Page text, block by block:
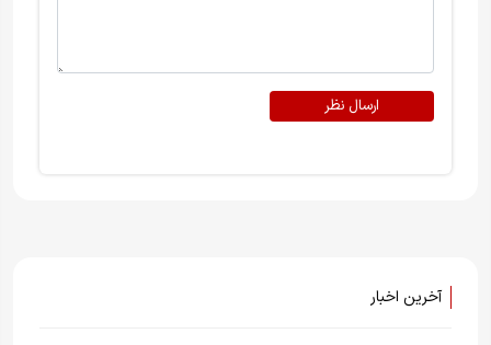
ارسال نظر
آخرین اخبار